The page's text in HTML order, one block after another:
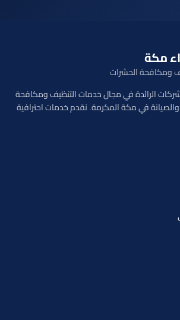
مكة
ومكافحة الحشرات
الرائدة في مجال خدمات التنظيف ومكافحة
في مكة المكرمة. نقدم خدمات احترافية